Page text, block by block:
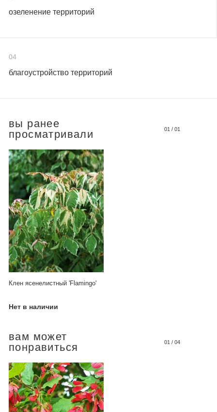
озеленение территорий
04
благоустройство территорий
вы ранее
просматривали
01 / 01
Клен ясенелистный 'Flamingo'
Нет в наличии
вам может
понравиться
01 / 04